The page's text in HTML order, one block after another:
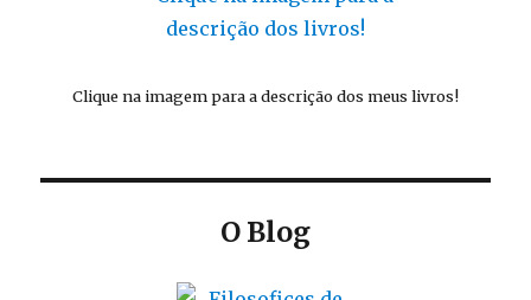
Clique na imagem para a descrição dos meus livros!
O Blog